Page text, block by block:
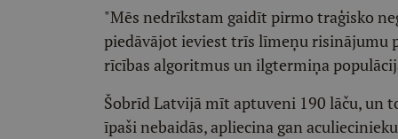
"Mēs nedrīkstam gaidīt pirmo traģisko
piedāvājot ieviest trīs līmeņu risinājumu
rīcības algoritmus un ilgtermiņa
Šobrīd Latvijā mīt aptuveni 190 lāču, un
īpaši nebaidās, apliecina gan